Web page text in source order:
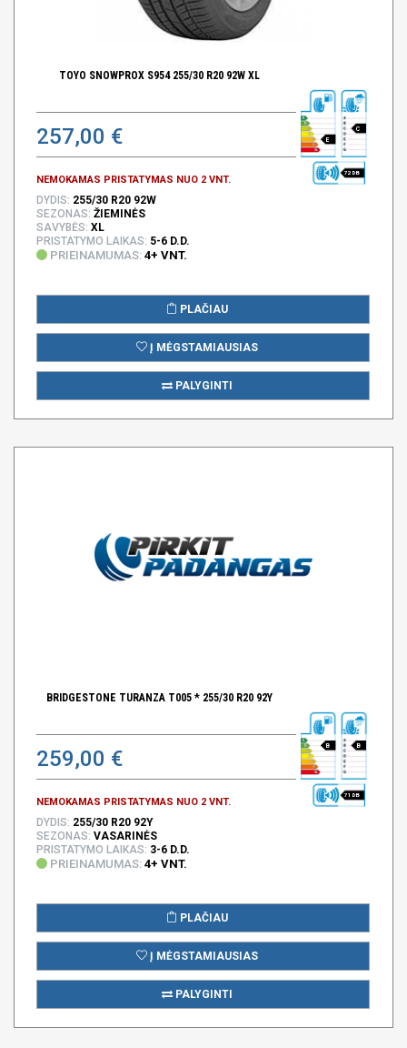
TOYO SNOWPROX S954 255/30 R20 92W XL
257,00 €
NEMOKAMAS PRISTATYMAS NUO 2 VNT.
E
C
72 DB
DYDIS: 255/30 R20 92W
SEZONAS: ŽIEMINĖS
SAVYBĖS: XL
PRISTATYMO LAIKAS: 5-6 D.D.
PRIEINAMUMAS: 4+ VNT.
PLAČIAU
Į MĖGSTAMIAUSIAS
PALYGINTI
BRIDGESTONE TURANZA T005 * 255/30 R20 92Y
259,00 €
NEMOKAMAS PRISTATYMAS NUO 2 VNT.
B B
71 DB
DYDIS: 255/30 R20 92Y
SEZONAS: VASARINĖS
PRISTATYMO LAIKAS: 3-6 D.D.
PRIEINAMUMAS: 4+ VNT.
PLAČIAU
Į MĖGSTAMIAUSIAS
PALYGINTI